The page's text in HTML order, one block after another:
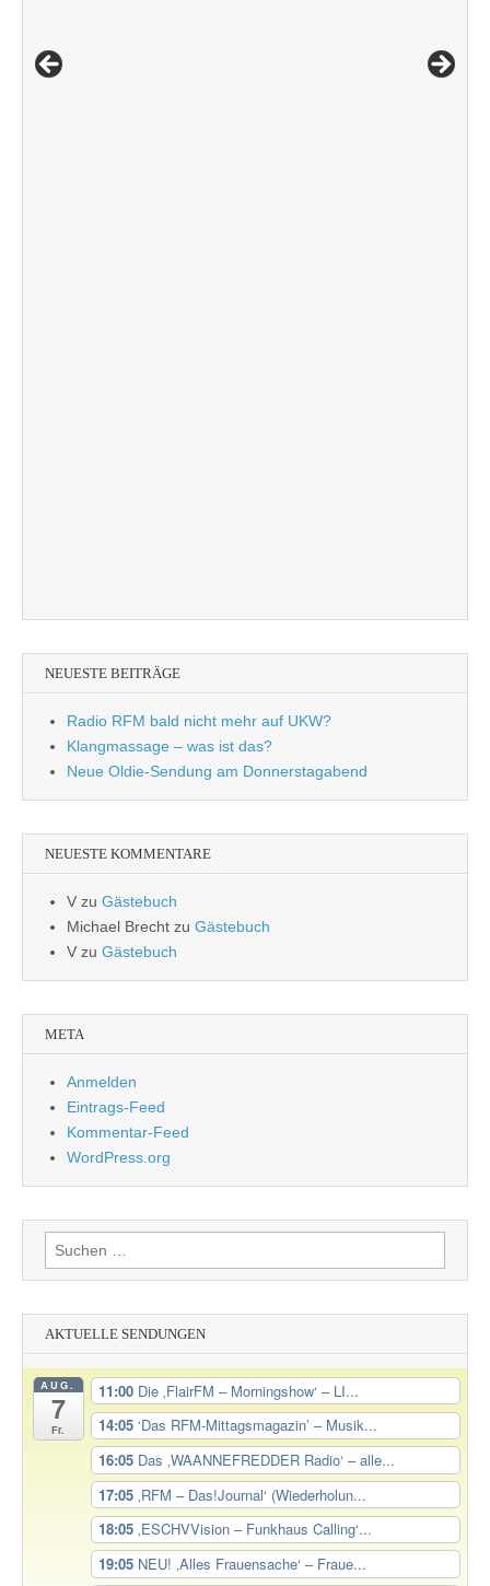
NEUESTE BEITRÄGE
Radio RFM bald nicht mehr auf UKW?
Klangmassage – was ist das?
Neue Oldie-Sendung am Donnerstagabend
NEUESTE KOMMENTARE
V zu Gästebuch
Michael Brecht zu Gästebuch
Vzu Gästebuch
META
Anmelden
Eintrags-Feed
Kommentar-Feed
WordPress.org
Suchen
nach:
AKTUELLE SENDUNGEN
AUG.
7
Fr.
11:00 Die ‚FlairFM – Morningshow‘ – LI...
14:05 ‘Das RFM-Mittagsmagazin’ – Musik...
16:05 Das ‚WAANNEFREDDER Radio‘ – alle...
17:05 ‚RFM – Das!Journal‘ (Wiederholun...
18:05 ‚ESCHVVision – Funkhaus Calling‘...
19:05 NEU! ‚Alles Frauensache‘ – Fraue...